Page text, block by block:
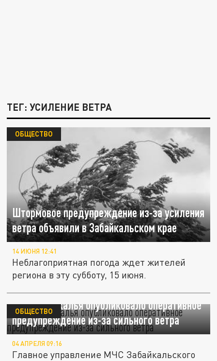
ТЕГ: УСИЛЕНИЕ ВЕТРА
Штормовое предупреждение из-за усиления
ветра объявили в Забайкальском крае
ОБЩЕСТВО
14 ИЮНЯ 12:41
Неблагоприятная погода ждет жителей
региона в эту субботу, 15 июня.
МЧС Забайкалья опубликовало оперативное
предупреждение из-за сильного ветра
ОБЩЕСТВО
04 АПРЕЛЯ 09:16
Главное управление МЧС Забайкальского